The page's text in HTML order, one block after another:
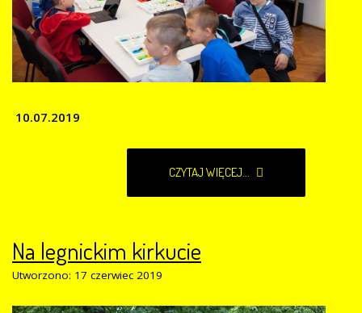
10.07.2019
CZYTAJ WIĘCEJ...
Na legnickim kirkucie
Utworzono: 17 czerwiec 2019